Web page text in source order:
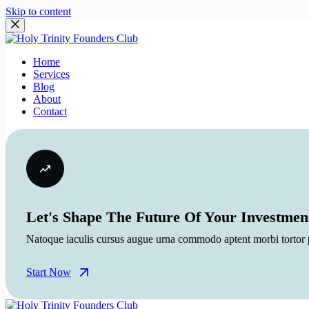
Skip to content
Home
Services
Blog
About
Contact
Let's Shape The Future Of Your
Natoque iaculis cursus augue urna commodo aptent morbi tortor
Start Now